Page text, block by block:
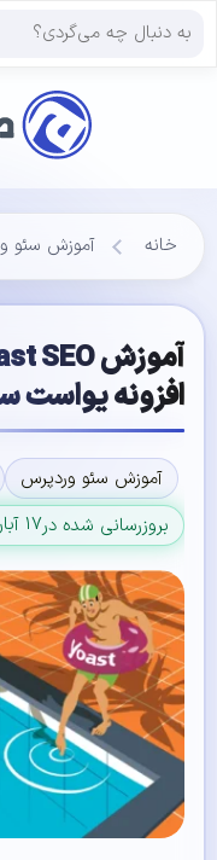
خانه آموزش سئو
افزونه یواست
آموزش سئو وردپرس
بروزرسانی شده در۱۷ آبان ۱۴۰۴